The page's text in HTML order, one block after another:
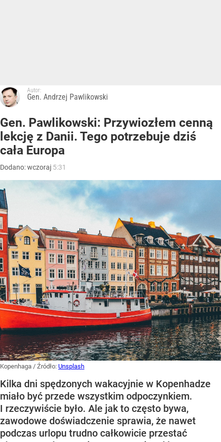
Autor:
Gen. Andrzej Pawlikowski
Gen. Pawlikowski: Przywiozłem cenną
lekcję z Danii. Tego potrzebuje dziś
cała Europa
Dodano:wczoraj 5:31
Kopenhaga / Źródło: Unsplash
Kilka dni spędzonych wakacyjnie w Kopenhadze
miało być przede wszystkim odpoczynkiem.
I rzeczywiście było. Ale jak to często bywa,
zawodowe doświadczenie sprawia, że nawet
podczas urlopu trudno całkowicie przestać